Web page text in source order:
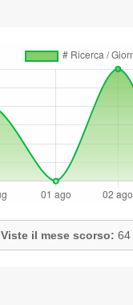
Viste il mese scorso: 64